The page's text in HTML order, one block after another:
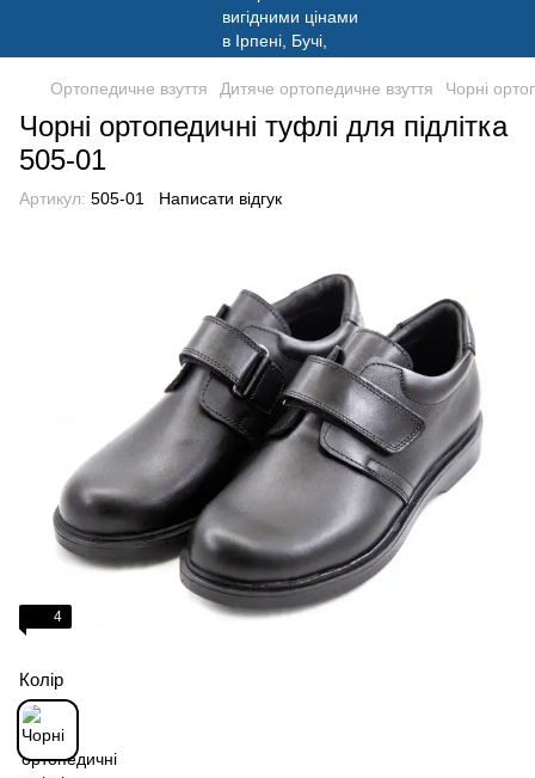
Ортопедичне взуття Дитяче ортопедичне взуття Чорні
Чорні ортопедичні туфлі для підлітка
505-01
Артикул: 505-01 Написати відгук
4
Колір